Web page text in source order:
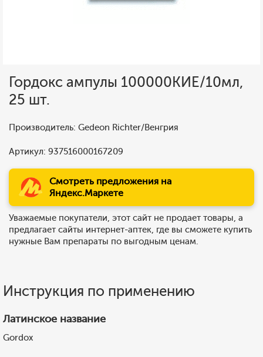
Гордокс ампулы 100000КИЕ/10мл,
25 шт.
Производитель: Gedeon Richter/Венгрия
Артикул: 937516000167209
Смотреть предложения на
Яндекс.Маркете
Уважаемые покупатели, этот сайт не продает товары, а
предлагает сайты интернет-аптек, где вы сможете купить
нужные Вам препараты по выгодным ценам.
Инструкция по применению
Латинское название
Gordox